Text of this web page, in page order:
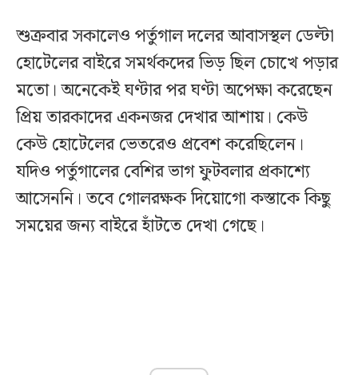
শুক্রবার সকালেও পর্তুগাল দলের আবাসস্থল ডেল্টা
হোটেলের বাইরে সমর্থকদের ভিড় ছিল চোখে পড়ার
মতো। অনেকেই ঘণ্টার পর ঘণ্টা অপেক্ষা করেছেন
প্রিয় তারকাদের একনজর দেখার আশায়। কেউ
কেউ হোটেলের ভেতরেও প্রবেশ করেছিলেন।
যদিও পর্তুগালের বেশির ভাগ ফুটবলার প্রকাশ্যে
আসেননি। তবে গোলরক্ষক দিয়োগো কস্তাকে কিছু
সময়ের জন্য বাইরে হাঁটতে দেখা গেছে।